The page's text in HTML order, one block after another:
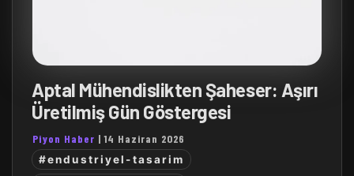
Aptal Mühendislikten Şaheser: Aşırı
Üretilmiş Gün Göstergesi
Piyon Haber |14 Haziran 2026
#endustriyel-tasarim